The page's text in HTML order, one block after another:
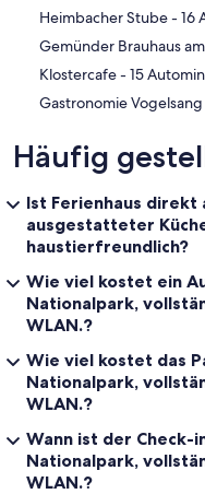
‪Klostercafe - ‬15
Häufig
Ist Ferienhaus
ausgestatteter
haustierfreundlich?
Wie viel kostet ein
Nationalpark,
WLAN.?
Wie viel kostet das
Nationalpark,
WLAN.?
Wann ist der Check-
Nationalpark,
WLAN.?